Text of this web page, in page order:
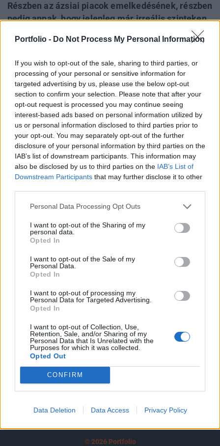
Portfolio - Do Not Process My Personal Information
If you wish to opt-out of the sale, sharing to third parties, or
processing of your personal or sensitive information for
targeted advertising by us, please use the below opt-out
section to confirm your selection. Please note that after your
opt-out request is processed you may continue seeing
interest-based ads based on personal information utilized by
us or personal information disclosed to third parties prior to
your opt-out. You may separately opt-out of the further
disclosure of your personal information by third parties on the
IAB’s list of downstream participants. This information may
also be disclosed by us to third parties on the IAB’s List of
Downstream Participants that may further disclose it to other
Personal Data Processing Opt Outs
I want to opt-out of the Sharing of my
personal data.
Opted In
I want to opt-out of the Sale of my
Personal Data.
Opted In
I want to opt-out of processing my
Personal Data for Targeted Advertising.
Opted In
I want to opt-out of Collection, Use,
Retention, Sale, and/or Sharing of my
Personal Data that Is Unrelated with the
Purposes for which it was collected.
Opted Out
CONFIRM
Data Deletion Data Access Privacy Policy
Részben az ázsiai piacok emelkedésének, részben
pedig annak, hogy jelenleg már irreális szinteken
tartózkodnak a piacok Bodor Csaba, a CE Broker
üzletkötője szerint csak kisebb mértékű hatása
mélyrepülésének, ugyanakkor újabb
likvidálásokra ismét számítani lehet.
"A nemzetközi piacok olyan szintre érkeztek, melyek már
irreálisnak tekinthetőek, így várhatóan a tengerentúli piacok
esésének hatása már nem lesz annyira negatív, mint
tegnap este tűnt, melyben szerepet játszik a távol-keleti
piacok emelkedése is" - kezdte napi várakozását Bodor
Csaba. Az üzletkötő szerint a nagyobbak közül az OTP
piacán már tegnap megérkeztek a vevők...
KEDVES OLVASÓNK!
A keresett cikk a portfolio.hu hírarchívumához
tartozik, melynek olvasása előfizetéses
Az előfizetés a következőket tartalmazza:
Portfolio.hu teljes cikkarchívum
Kötéslisták: BÉT elmúlt 2 év napon belüli
kötéslistái
Előfizetés
MÁR ELŐFIZETŐNK VAGY?BEJELENTKEZÉS
© 2026 Portfolio